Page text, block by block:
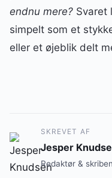
endnu mere? Svaret
simpelt som et
eller et øjeblik delt
SKREVET AF
Jesper
Redaktør &